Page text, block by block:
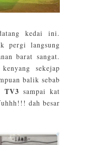
kedai ini.
pergi langsung
barat sangat.
sekejap
balik sebab
TV3sampai kat
dah besar